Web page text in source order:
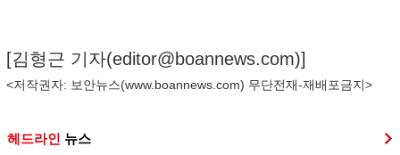
[김형근 기자(editor@boannews.com)]
<저작권자: 보안뉴스(www.boannews.com) 무단전재-재배포금지>
헤드라인 뉴스